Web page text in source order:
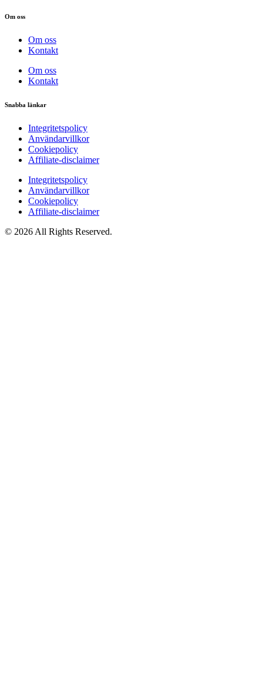
Om oss
Om oss
Kontakt
Om oss
Kontakt
Snabba länkar
Integritetspolicy
Användarvillkor
Cookiepolicy
Affiliate‑disclaimer
Integritetspolicy
Användarvillkor
Cookiepolicy
Affiliate‑disclaimer
© 2026 All Rights Reserved.